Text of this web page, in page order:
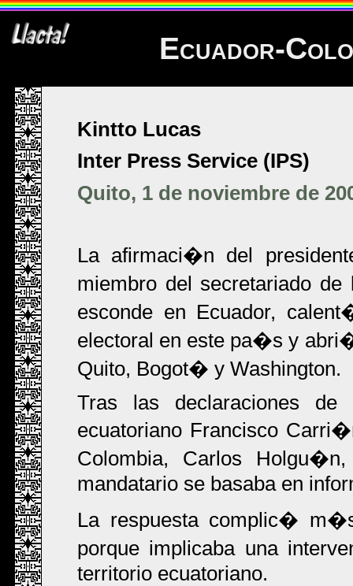
Ecuador-
Kintto Lucas
Inter Press Service (IPS)
Quito, 1 de noviembre de
La afirmaci�n del
miembro del secretariado
esconde en Ecuador,
electoral en este pa�s y
Quito, Bogot� y Washington.
Tras las declaraciones
ecuatoriano Francisco
Colombia, Carlos
mandatario se basaba en
La respuesta complic�
porque implicaba una
territorio ecuatoriano.